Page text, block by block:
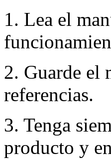
1. Lea el
2. Guarde el
referencias.
3. Tenga
producto y